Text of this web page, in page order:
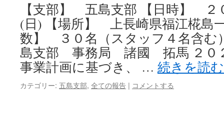
【支部】 五島支部 【日時】 ２
(日) 【場所】 上長崎県福江椛島
数】 ３０名（スタッフ４名含
島支部 事務局 諸國 拓馬 ２０
事業計画に基づき、 … 続きを読
カテゴリー: 五島支部, 全ての報告 | コメントする